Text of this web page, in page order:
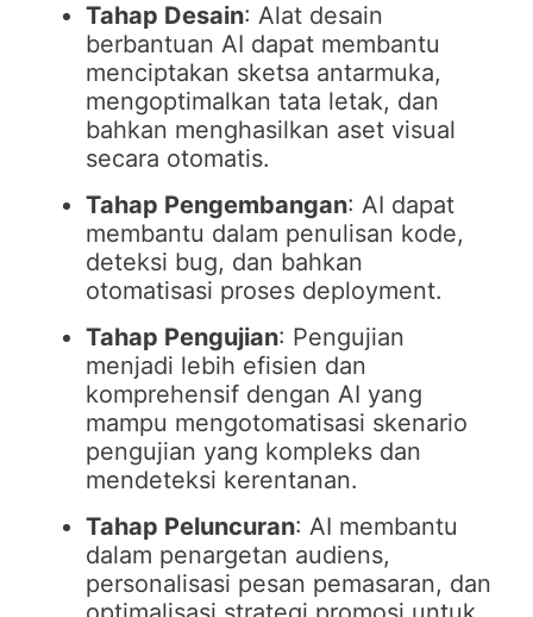
Tahap Desain: Alat desain
berbantuan AI dapat membantu
menciptakan sketsa antarmuka,
mengoptimalkan tata letak, dan
bahkan menghasilkan aset visual
secara otomatis.
Tahap Pengembangan: AI dapat
membantu dalam penulisan kode,
deteksi bug, dan bahkan
otomatisasi proses deployment.
Tahap Pengujian: Pengujian
menjadi lebih efisien dan
komprehensif dengan AI yang
mampu mengotomatisasi skenario
pengujian yang kompleks dan
mendeteksi kerentanan.
Tahap Peluncuran: AI membantu
dalam penargetan audiens,
personalisasi pesan pemasaran, dan